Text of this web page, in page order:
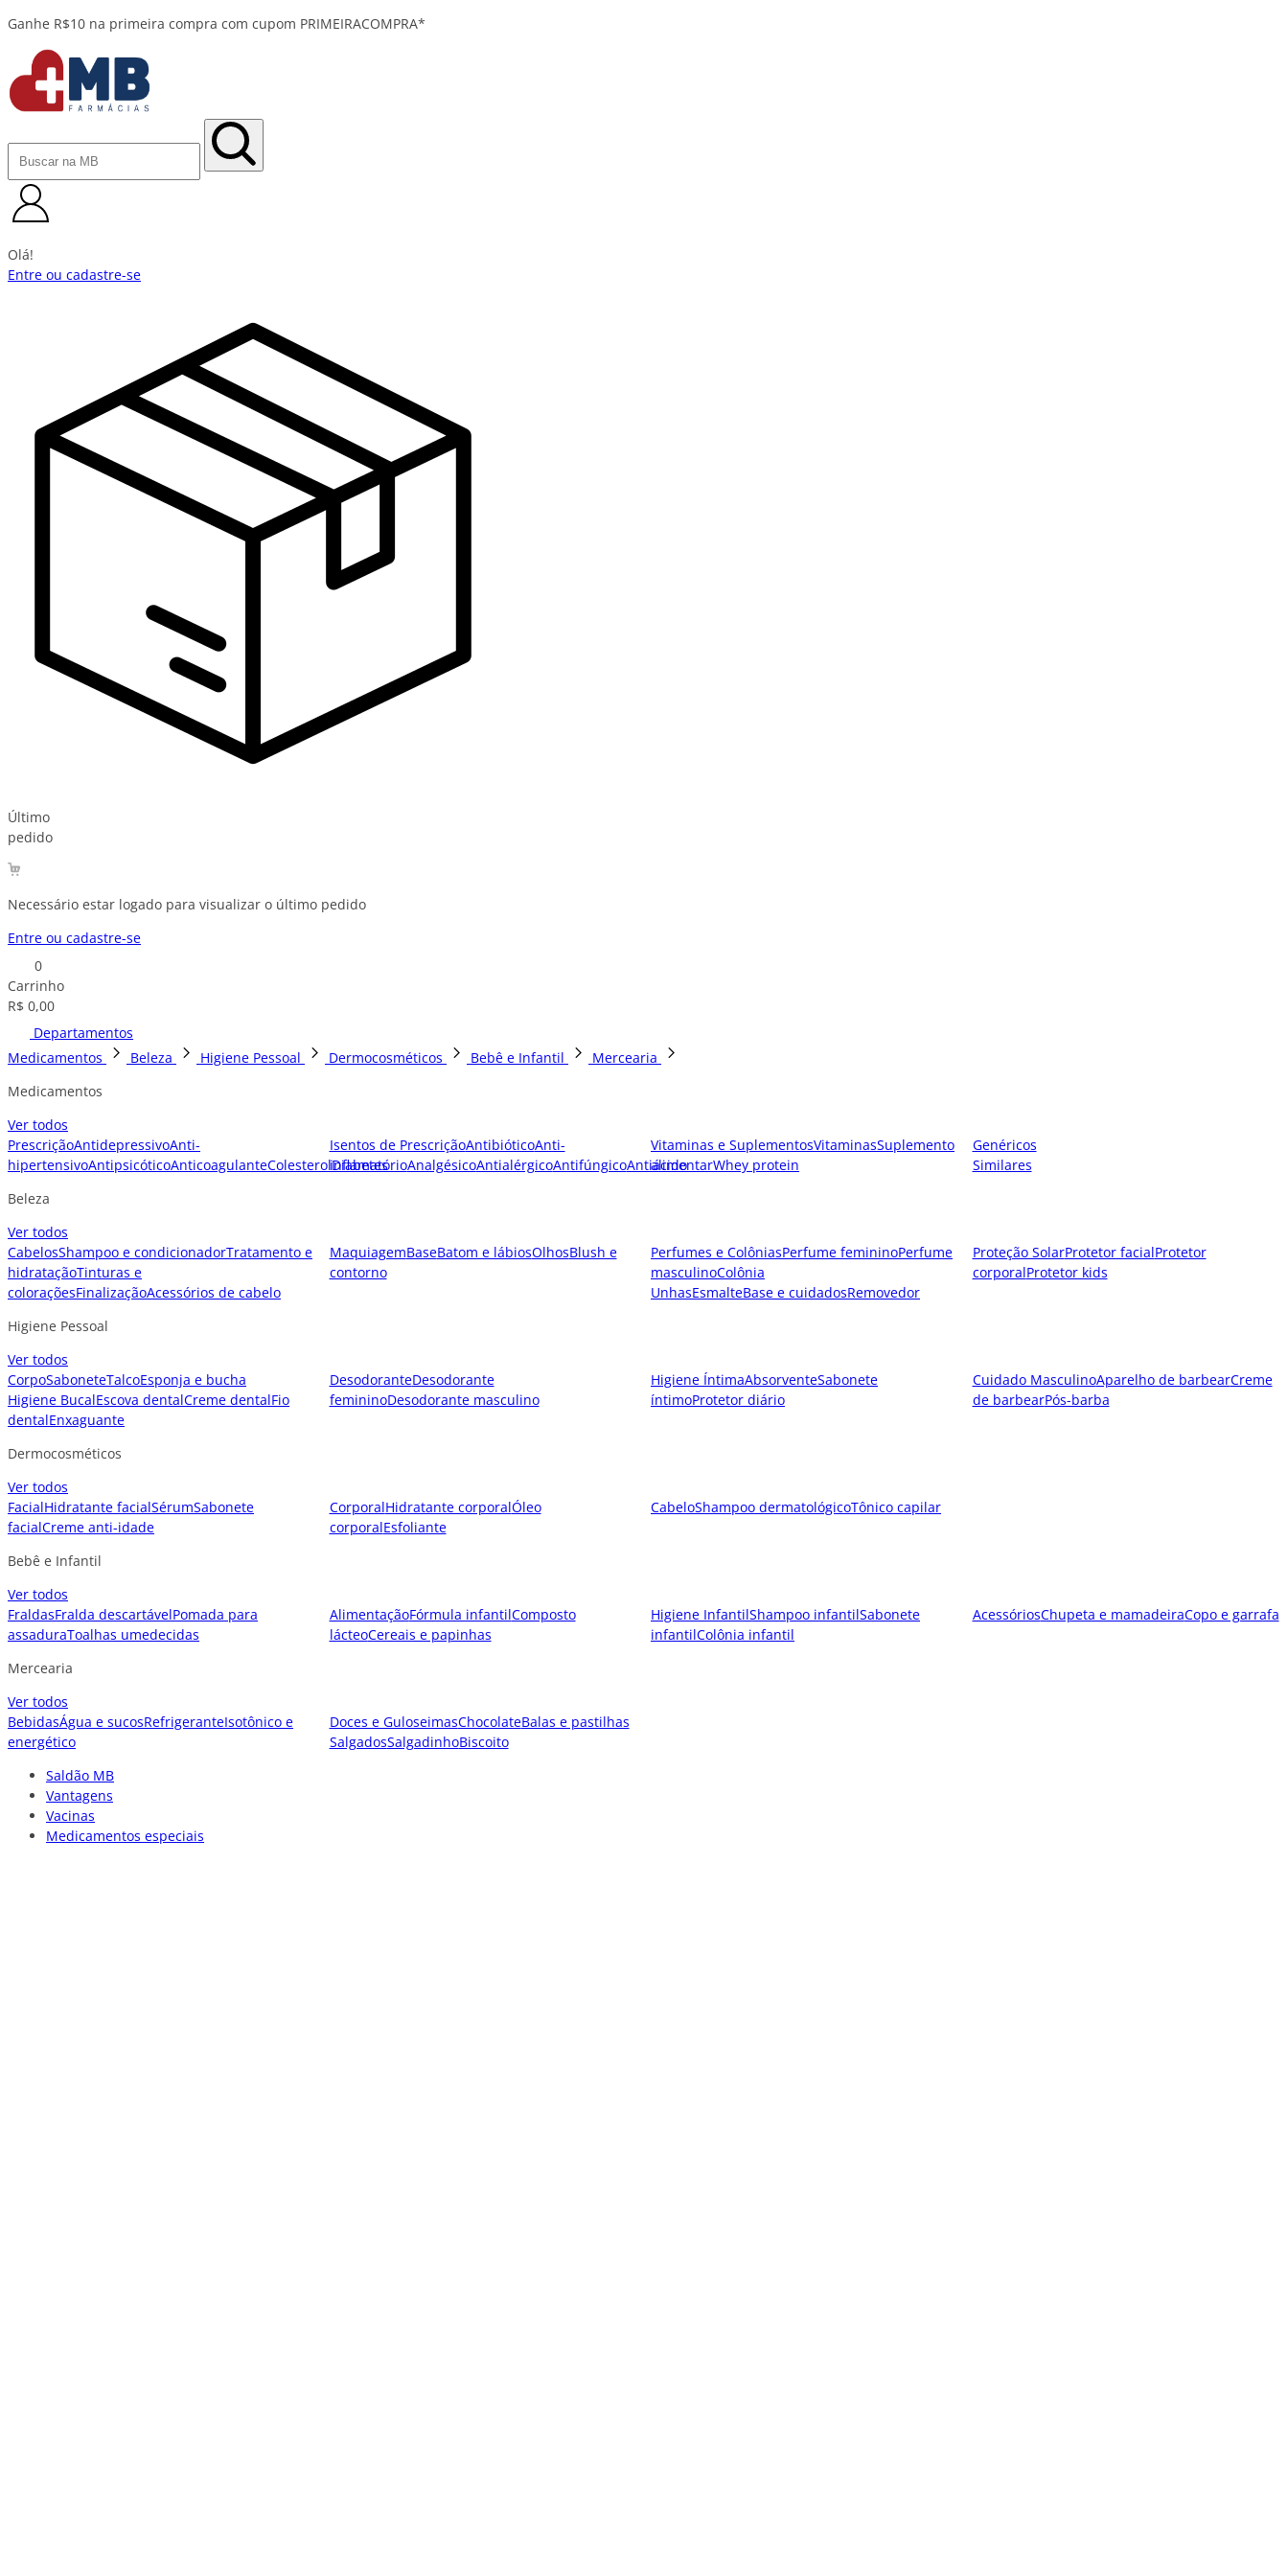
Olá!
Entre ou cadastre-se
Último
pedido
Necessário estar logado para visualizar o último pedido
Entre ou cadastre-se
0
Carrinho
R$ 0,00
Departamentos
Medicamentos
Beleza Higiene Pessoal Dermocosméticos Bebê e Infantil
Mercearia
Medicamentos
Ver todos
PrescriçãoAntidepressivoAnti-
hipertensivoAntipsicóticoAnticoagulanteColesterolDiabetes
Isentos de PrescriçãoAntibióticoAnti-
inflamatórioAnalgésicoAntialérgicoAntifúngicoAntiácido
Vitaminas e SuplementosVitaminasSuplemento
alimentarWhey protein
Genéricos
Similares
Beleza
Ver todos
CabelosShampoo e condicionadorTratamento e
hidrataçãoTinturas e
coloraçõesFinalizaçãoAcessórios de cabelo
MaquiagemBaseBatom e lábiosOlhosBlush e
contorno
Perfumes e ColôniasPerfume femininoPerfume
masculinoColônia
UnhasEsmalteBase e cuidadosRemovedor
Proteção SolarProtetor facialProtetor
corporalProtetor kids
Higiene Pessoal
Ver todos
CorpoSaboneteTalcoEsponja e bucha
Higiene BucalEscova dentalCreme dentalFio
dentalEnxaguante
DesodoranteDesodorante
femininoDesodorante masculino
Higiene ÍntimaAbsorventeSabonete
íntimoProtetor diário
Cuidado MasculinoAparelho de barbearCreme
de barbearPós-barba
Dermocosméticos
Ver todos
FacialHidratante facialSérumSabonete
facialCreme anti-idade
CorporalHidratante corporalÓleo
corporalEsfoliante
CabeloShampoo dermatológicoTônico capilar
Bebê e Infantil
Ver todos
FraldasFralda descartávelPomada para
assaduraToalhas umedecidas
AlimentaçãoFórmula infantilComposto
lácteoCereais e papinhas
Higiene InfantilShampoo infantilSabonete
infantilColônia infantil
AcessóriosChupeta e mamadeiraCopo e garrafa
Mercearia
Ver todos
BebidasÁgua e sucosRefrigeranteIsotônico e
energético
Doces e GuloseimasChocolateBalas e pastilhas
SalgadosSalgadinhoBiscoito
Saldão MB
Vantagens
Vacinas
Medicamentos especiais